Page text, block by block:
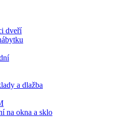
dveří
a dlažba
na okna a sklo